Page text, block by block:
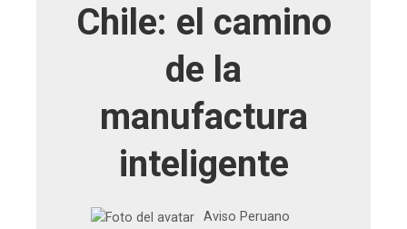
Chile: el camino
de la
manufactura
inteligente
Aviso Peruano